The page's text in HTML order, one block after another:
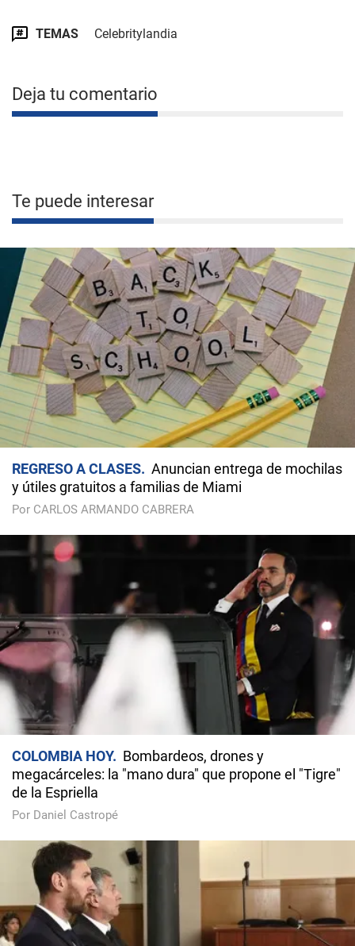
TEMAS Celebritylandia
Deja tu comentario
Te puede interesar
REGRESO A CLASES
Anuncian entrega de mochilas
y útiles gratuitos a familias de Miami
Por CARLOS ARMANDO CABRERA
COLOMBIA HOY
Bombardeos, drones y
megacárceles: la "mano dura" que propone el "Tigre"
de la Espriella
Por Daniel Castropé